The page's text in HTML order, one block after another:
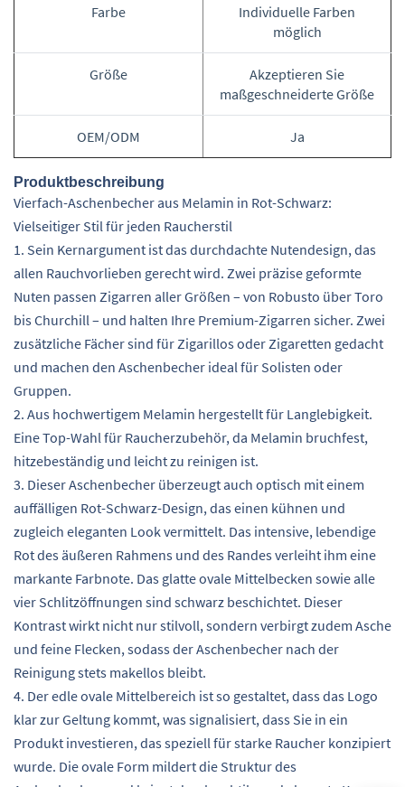
Farbe
Individuelle Farben
möglich
Größe
Akzeptieren Sie
maßgeschneiderte Größe
OEM/ODM Ja
Produktbeschreibung
Vierfach-Aschenbecher aus Melamin in Rot-Schwarz:
Vielseitiger Stil für jeden Raucherstil
1. Sein Kernargument ist das durchdachte Nutendesign, das
allen Rauchvorlieben gerecht wird. Zwei präzise geformte
Nuten passen Zigarren aller Größen – von Robusto über Toro
bis Churchill – und halten Ihre Premium-Zigarren sicher. Zwei
zusätzliche Fächer sind für Zigarillos oder Zigaretten gedacht
und machen den Aschenbecher ideal für Solisten oder
Gruppen.
2. Aus hochwertigem Melamin hergestellt für Langlebigkeit.
Eine Top-Wahl für Raucherzubehör, da Melamin bruchfest,
hitzebeständig und leicht zu reinigen ist.
3. Dieser Aschenbecher überzeugt auch optisch mit einem
auffälligen Rot-Schwarz-Design, das einen kühnen und
zugleich eleganten Look vermittelt. Das intensive, lebendige
Rot des äußeren Rahmens und des Randes verleiht ihm eine
markante Farbnote. Das glatte ovale Mittelbecken sowie alle
vier Schlitzöffnungen sind schwarz beschichtet. Dieser
Kontrast wirkt nicht nur stilvoll, sondern verbirgt zudem Asche
und feine Flecken, sodass der Aschenbecher nach der
Reinigung stets makellos bleibt.
4. Der edle ovale Mittelbereich ist so gestaltet, dass das Logo
klar zur Geltung kommt, was signalisiert, dass Sie in ein
Produkt investieren, das speziell für starke Raucher konzipiert
wurde. Die ovale Form mildert die Struktur des